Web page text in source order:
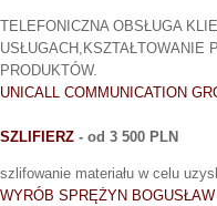
TELEFONICZNA OBSŁUGA
USŁUGACH,KSZTAŁTOWANIE
PRODUKTÓW.
UNICALL COMMUNICATION
SZLIFIERZ - od 3 500 PLN
szlifowanie materiału w celu
WYRÓB SPRĘŻYN